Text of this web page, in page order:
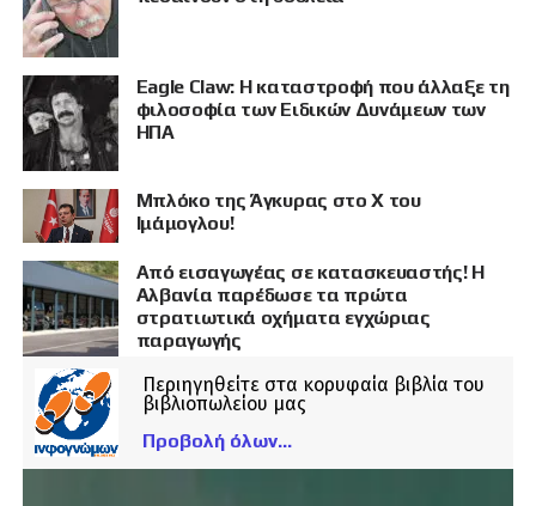
Eagle Claw: Η καταστροφή που άλλαξε τη
φιλοσοφία των Ειδικών Δυνάμεων των
ΗΠΑ
Μπλόκο της Άγκυρας στο X του
Ιμάμογλου!
Από εισαγωγέας σε κατασκευαστής! Η
Αλβανία παρέδωσε τα πρώτα
στρατιωτικά οχήματα εγχώριας
παραγωγής
Περιηγηθείτε στα κορυφαία βιβλία του
βιβλιοπωλείου μας
Προβολή όλων